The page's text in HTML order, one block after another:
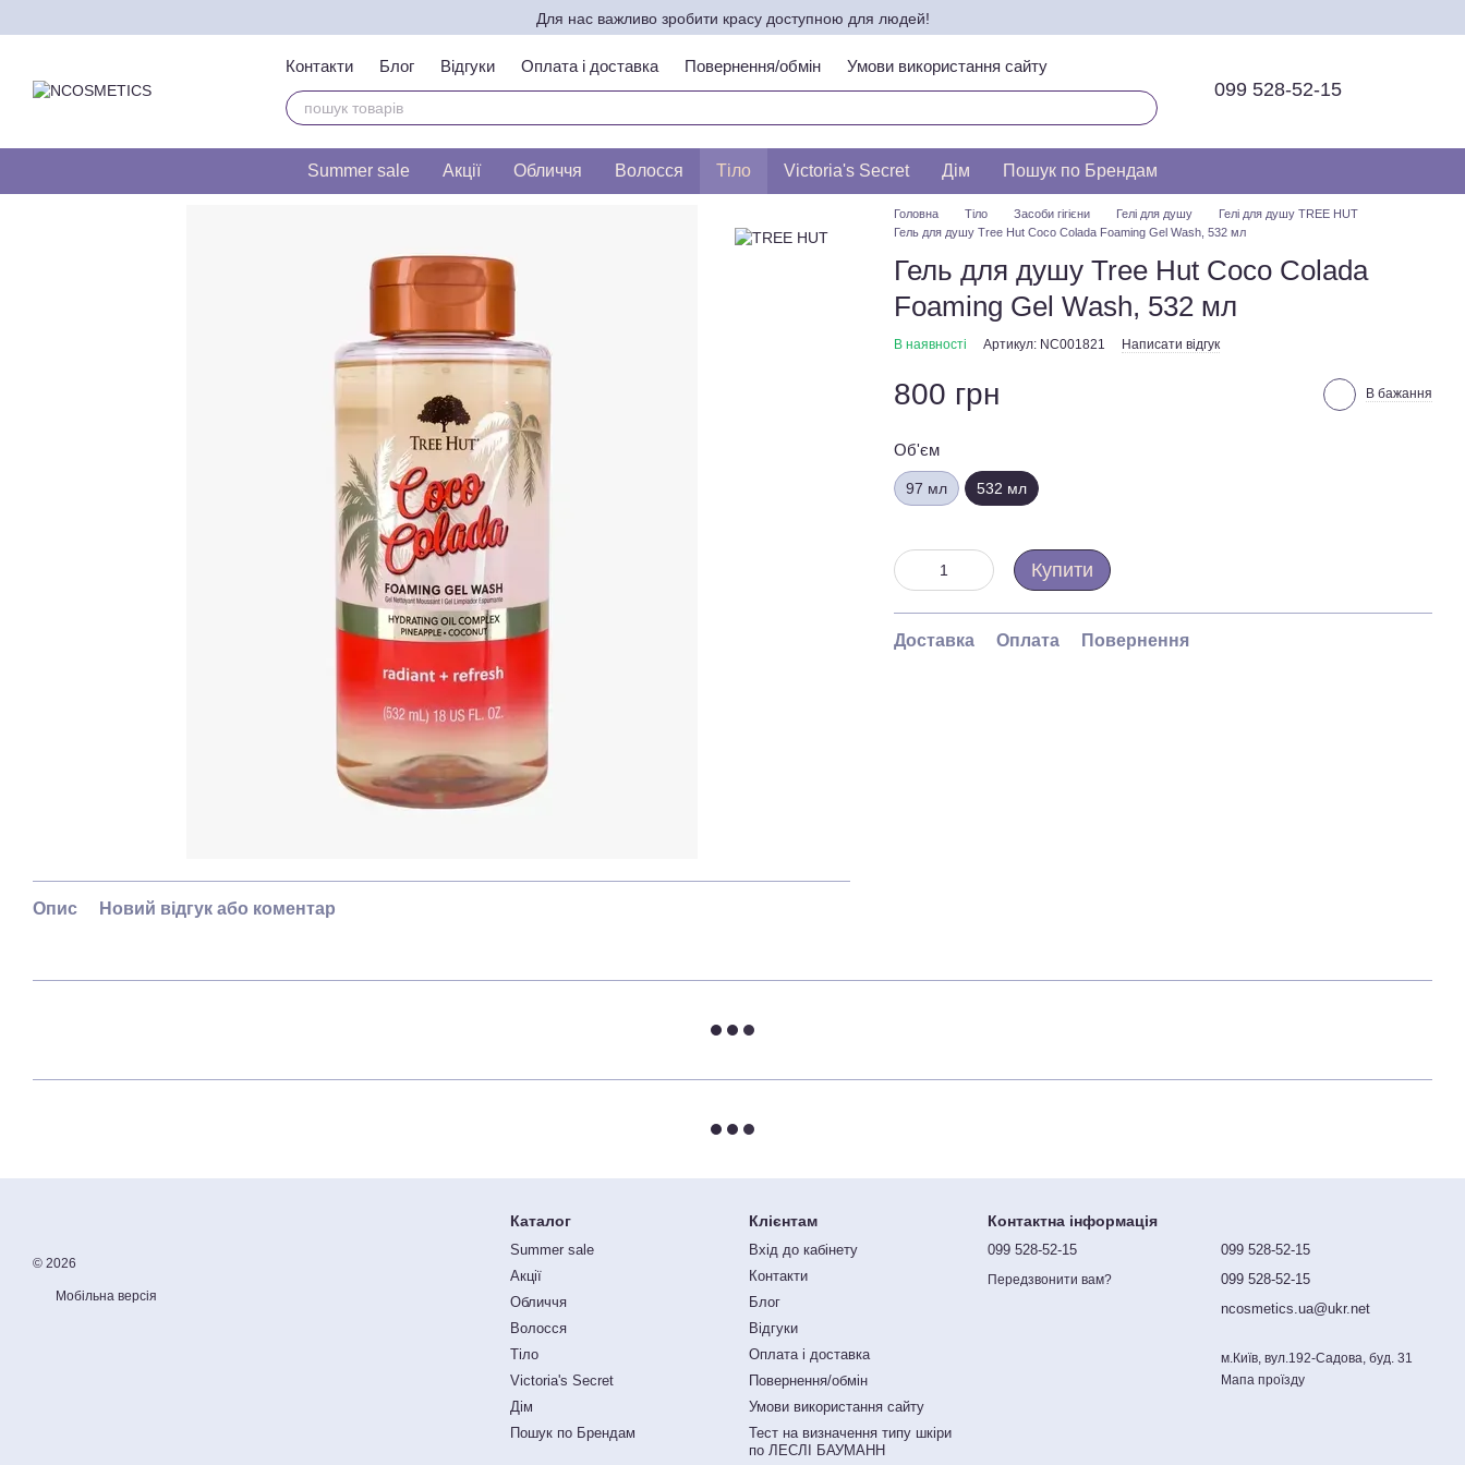
Для нас важливо зробити красу доступною для людей!
Контакти Блог Відгуки Оплата і доставка Повернення/обмін
Умови використання сайту
Тест на визначення типу шкіри по ЛЕСЛІ БАУМАНН
099 528-52-15
Summer sale Акції Обличчя Волосся Тіло Victoria's Secret Дім Пошук по Брендам
Опис Новий відгук або коментар
Головна Тіло Засоби гігієни Гелі для душу
Гелі для душу TREE HUT
Гель для душу Tree Hut Coco Colada Foaming Gel Wash, 532 мл
Гель для душу Tree Hut Coco Colada
Foaming Gel Wash, 532 мл
В наявності Артикул: NC001821 Написати відгук
800 грн В бажання
Об'єм
97 мл 532 мл
Купити
Доставка Оплата Повернення
© 2026
Мобільна версія
Каталог
Summer sale
Акції
Обличчя
Волосся
Тіло
Victoria's Secret
Дім
Пошук по Брендам
Клієнтам
Вхід до кабінету
Контакти
Блог
Відгуки
Оплата і доставка
Повернення/обмін
Умови використання сайту
Тест на визначення типу шкіри
по ЛЕСЛІ БАУМАНН
Контактна інформація
099 528-52-15
Передзвонити вам?
099 528-52-15
099 528-52-15
ncosmetics.ua@ukr.net
м.Київ, вул.192-Садова, буд. 31
Мапа проїзду